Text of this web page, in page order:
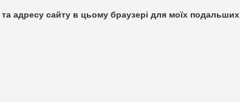
адресу сайту в цьому браузері для моїх подальших